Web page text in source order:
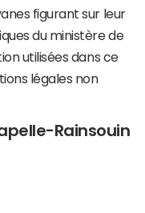
figurant sur leur
du ministère de
utilisées dans ce
légales non
Rainsouin